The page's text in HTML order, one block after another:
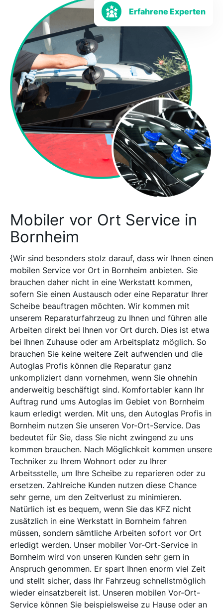
Mobiler vor Ort Service in
Bornheim
{Wir sind besonders stolz darauf, dass wir Ihnen einen
mobilen Service vor Ort in Bornheim anbieten. Sie
brauchen daher nicht in eine Werkstatt kommen,
sofern Sie einen Austausch oder eine Reparatur Ihrer
Scheibe beauftragen möchten. Wir kommen mit
unserem Reparaturfahrzeug zu Ihnen und führen alle
Arbeiten direkt bei Ihnen vor Ort durch. Dies ist etwa
bei Ihnen Zuhause oder am Arbeitsplatz möglich. So
brauchen Sie keine weitere Zeit aufwenden und die
Autoglas Profis können die Reparatur ganz
unkompliziert dann vornehmen, wenn Sie ohnehin
anderweitig beschäftigt sind. Komfortabler kann Ihr
Auftrag rund ums Autoglas im Gebiet von Bornheim
kaum erledigt werden. Mit uns, den Autoglas Profis in
Bornheim nutzen Sie unseren Vor-Ort-Service. Das
bedeutet für Sie, dass Sie nicht zwingend zu uns
kommen brauchen. Nach Möglichkeit kommen unsere
Techniker zu Ihrem Wohnort oder zu Ihrer
Arbeitsstelle, um Ihre Scheibe zu reparieren oder zu
ersetzen. Zahlreiche Kunden nutzen diese Chance
sehr gerne, um den Zeitverlust zu minimieren.
Natürlich ist es bequem, wenn Sie das KFZ nicht
zusätzlich in eine Werkstatt in Bornheim fahren
müssen, sondern sämtliche Arbeiten sofort vor Ort
erledigt werden. Unser mobiler Vor-Ort-Service in
Bornheim wird von unseren Kunden sehr gern in
Anspruch genommen. Er spart Ihnen enorm viel Zeit
und stellt sicher, dass Ihr Fahrzeug schnellstmöglich
wieder einsatzbereit ist. Unseren mobilen Vor-Ort-
Service können Sie beispielsweise zu Hause oder an
Erfahrene Experten